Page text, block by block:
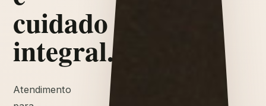
cuidado
integral.
Atendimento